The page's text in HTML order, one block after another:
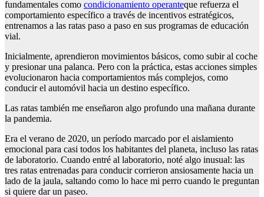
fundamentales como condicionamiento operanteque refuerza el
comportamiento específico a través de incentivos estratégicos,
entrenamos a las ratas paso a paso en sus programas de educación
vial.
Inicialmente, aprendieron movimientos básicos, como subir al coche
y presionar una palanca. Pero con la práctica, estas acciones simples
evolucionaron hacia comportamientos más complejos, como
conducir el automóvil hacia un destino específico.
Las ratas también me enseñaron algo profundo una mañana durante
la pandemia.
Era el verano de 2020, un período marcado por el aislamiento
emocional para casi todos los habitantes del planeta, incluso las ratas
de laboratorio. Cuando entré al laboratorio, noté algo inusual: las
tres ratas entrenadas para conducir corrieron ansiosamente hacia un
lado de la jaula, saltando como lo hace mi perro cuando le preguntan
si quiere dar un paseo.